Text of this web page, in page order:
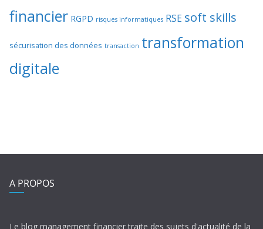
financier RGPD risques informatiques RSE soft skills
sécurisation des données transaction transformation
digitale
A PROPOS
Le blog management financier traite des sujets d'actualité de la